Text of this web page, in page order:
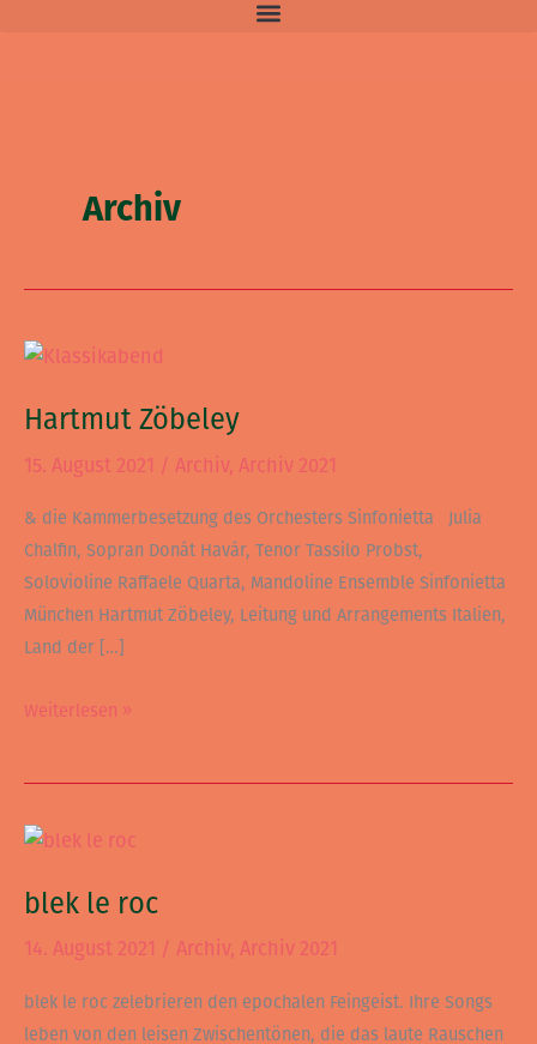
Archiv
Hartmut Zöbeley
15. August 2021 / Archiv, Archiv 2021
& die Kammerbesetzung des Orchesters Sinfonietta Julia
Chalfin, Sopran Donát Havár, Tenor Tassilo Probst,
Solovioline Raffaele Quarta, Mandoline Ensemble Sinfonietta
München Hartmut Zöbeley, Leitung und Arrangements Italien,
Land der […]
Hartmut
Weiterlesen »
blek le roc
14. August 2021 / Archiv, Archiv 2021
blek le roc zelebrieren den epochalen Feingeist. Ihre Songs
leben von den leisen Zwischentönen, die das laute Rauschen
blek
roc